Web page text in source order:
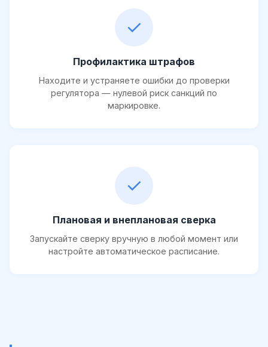
✓
Профилактика штрафов
Находите и устраняете ошибки до проверки
регулятора — нулевой риск санкций по
маркировке.
✓
Плановая и внеплановая сверка
Запускайте сверку вручную в любой момент или
настройте автоматическое расписание.